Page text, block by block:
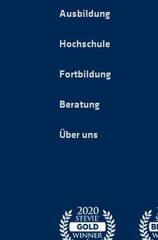
Ausbildung
Hochschule
Fortbildung
Beratung
Über uns